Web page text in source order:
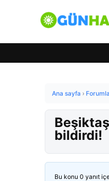
Ana sayfa ›
bildirdi!
Bu konu 0 yanıt